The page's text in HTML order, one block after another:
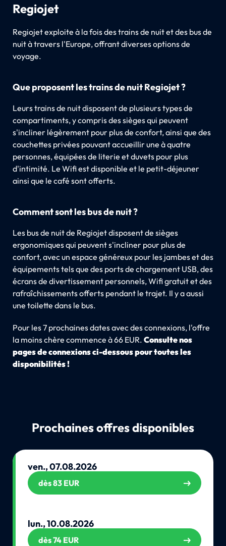
Regiojet
Regiojet exploite à la fois des trains de nuit et des bus de
nuit à travers l'Europe, offrant diverses options de
voyage.
Que proposent les trains de nuit Regiojet ?
Leurs trains de nuit disposent de plusieurs types de
compartiments, y compris des sièges qui peuvent
s'incliner légèrement pour plus de confort, ainsi que des
couchettes privées pouvant accueillir une à quatre
personnes, équipées de literie et duvets pour plus
d'intimité. Le Wifi est disponible et le petit-déjeuner
ainsi que le café sont offerts.
Comment sont les bus de nuit ?
Les bus de nuit de Regiojet disposent de sièges
ergonomiques qui peuvent s'incliner pour plus de
confort, avec un espace généreux pour les jambes et des
équipements tels que des ports de chargement USB, des
écrans de divertissement personnels, Wifi gratuit et des
rafraîchissements offerts pendant le trajet. Il y a aussi
une toilette dans le bus.
Pour les 7 prochaines dates avec des connexions, l'offre
la moins chère commence à 66 EUR. Consulte nos
pages de connexions ci-dessous pour toutes les
disponibilités !
Prochaines offres disponibles
ven., 07.08.2026
dès 83 EUR
lun., 10.08.2026
dès 74 EUR